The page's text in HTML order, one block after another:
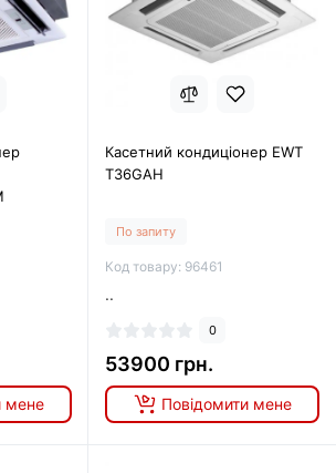
мене
Касетний кондиціонер EWT
T36GAH
По запиту
Код товару: 96461
..
0
53900 грн.
Повідомити мене